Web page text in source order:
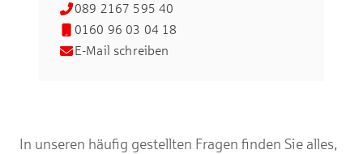
089 2167 595 40
0160 96 03 04 18
E-Mail schreiben
In unseren häufig gestellten Fragen finden Sie alles,